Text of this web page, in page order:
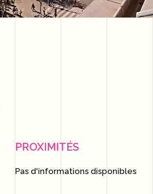
PROXIMITÉS
Pas d'informations disponibles